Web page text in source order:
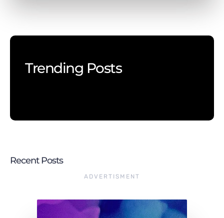
Trending Posts
Recent Posts
ADVERTISMENT